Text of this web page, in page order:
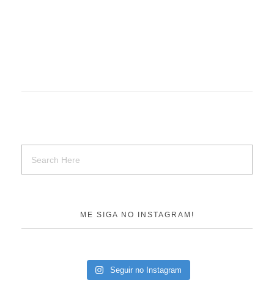
ME SIGA NO INSTAGRAM!
Seguir no Instagram